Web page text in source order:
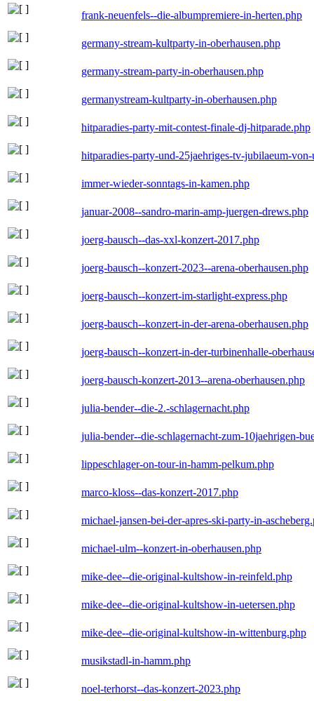
frank-neuenfels--die-albumpremiere-in-herten.php
germany-stream-kultparty-in-oberhausen.php
germany-stream-party-in-oberhausen.php
germanystream-kultparty-in-oberhausen.php
hitparadies-party-mit-contest-finale-dj-hitparade.php
hitparadies-party-und-25jaehriges-tv-jubilaeum-
immer-wieder-sonntags-in-kamen.php
januar-2008--sandro-marin-amp-juergen-drews.php
joerg-bausch--das-xxl-konzert-2017.php
joerg-bausch--konzert-2023--arena-oberhausen.php
joerg-bausch--konzert-im-starlight-express.php
joerg-bausch--konzert-in-der-arena-oberhausen.php
joerg-bausch--konzert-in-der-turbinenhalle-
joerg-bausch-konzert-2013--arena-oberhausen.php
julia-bender--die-2.-schlagernacht.php
julia-bender--die-schlagernacht-zum-10jaehrigen-
lippeschlager-on-tour-in-hamm-pelkum.php
marco-kloss--das-konzert-2017.php
michael-jansen-bei-der-apres-ski-party-in-
michael-ulm--konzert-in-oberhausen.php
mike-dee--die-original-kultshow-in-reinfeld.php
mike-dee--die-original-kultshow-in-uetersen.php
mike-dee--die-original-kultshow-in-wittenburg.php
musikstadl-in-hamm.php
noel-terhorst--das-konzert-2023.php